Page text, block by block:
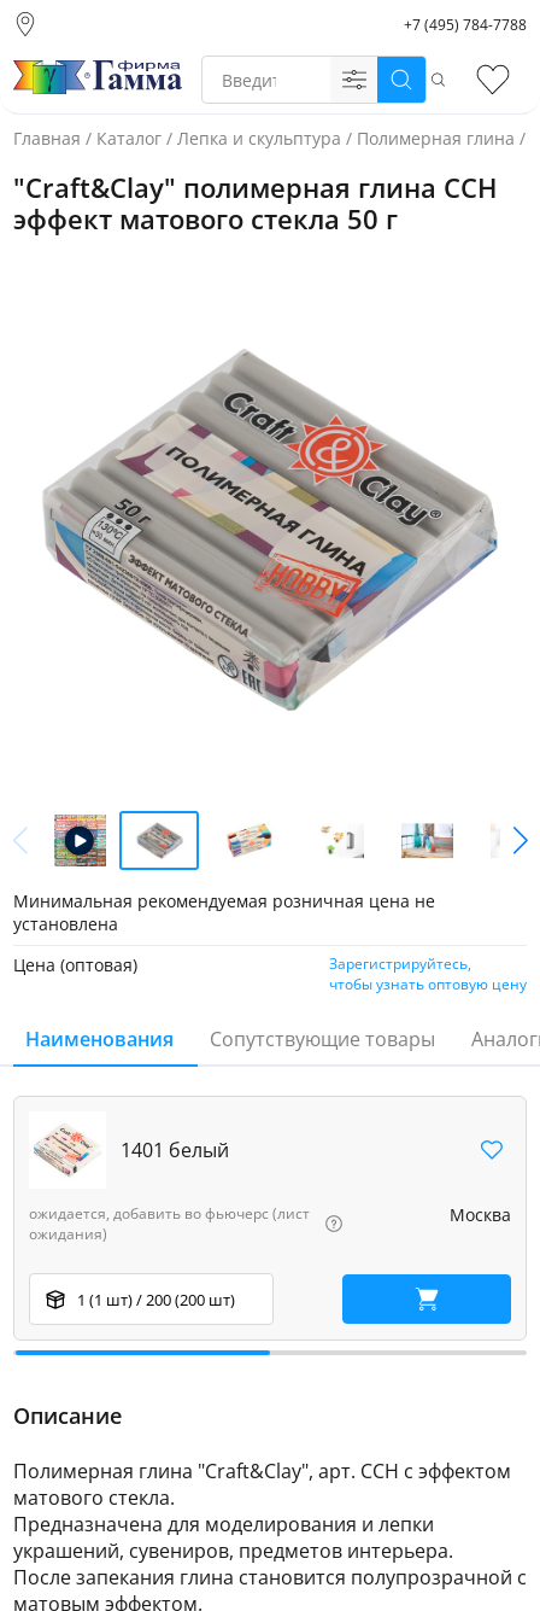
склад)
Санкт-Петербург
Екатеринбург
+7 (495) 784-7788
Поиск
Главная / Каталог / Лепка и скульптура / Полимерная глина /
"Craft&Clay" полимерная глина CCH
эффект матового стекла 50 г
Минимальная рекомендуемая розничная цена не
установлена
Цена (оптовая)
Зарегистрируйтесь,
чтобы узнать оптовую цену
Наименования Сопутствующие товары
1401 белый
Москва
ожидается, добавить во фьючерс (лист
ожидания)
1 (1 шт) / 200 (200 шт) В корзину
Описание
Полимерная глина "Craft&Clay", арт. CCH с эффектом
матового стекла.
Предназначена для моделирования и лепки
украшений, сувениров, предметов интерьера.
После запекания глина становится полупрозрачной с
матовым эффектом.